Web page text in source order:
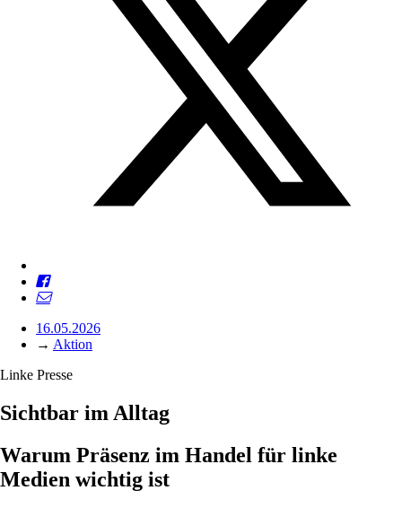
16.05.2026
→ Aktion
Linke Presse
Sichtbar im Alltag
Warum Präsenz im Handel für linke
Medien wichtig ist